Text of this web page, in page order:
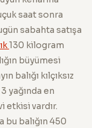
saat sonra
sabahta satışa
130 kilogram
büyümesi
balığı kılçıksız
yağında en
etkisi vardır.
bu balığın 450